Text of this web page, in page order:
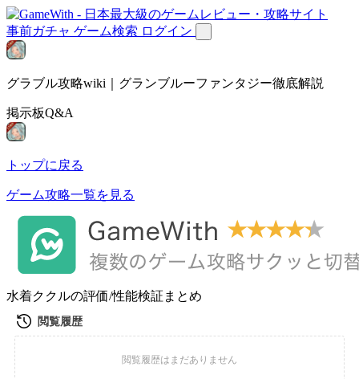
事前ガチャ ゲーム検索 ログイン
グラブル攻略wiki｜グランブルーファンタジー徹底解説
掲示板Q&A
トップに戻る
ゲーム攻略一覧を見る
水着ククルの評価/性能検証まとめ